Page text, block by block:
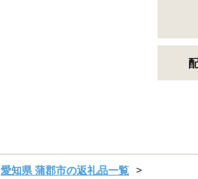
愛知県 蒲郡市の返礼品一覧